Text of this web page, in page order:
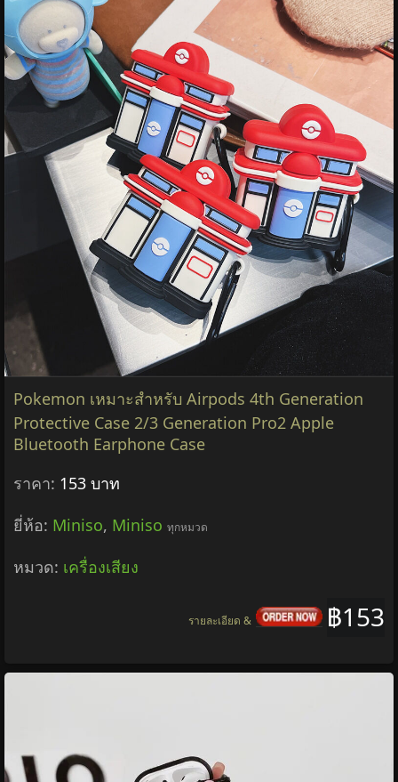
Pokemon เหมาะสําหรับ Airpods 4th Generation
Protective Case 2/3 Generation Pro2 Apple
Bluetooth Earphone Case
ราคา: 153 บาท
ยี่ห้อ: Miniso, Miniso ทุกหมวด
หมวด: เครื่องเสียง
฿153
รายละเอียด &